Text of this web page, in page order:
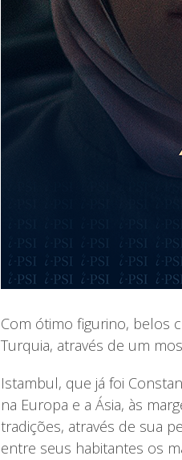
Com ótimo figurino, belos
Turquia, através de um
Istambul, que já foi
na Europa e a Ásia, às
tradições, através de sua
entre seus habitantes os